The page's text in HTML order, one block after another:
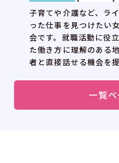
子育てや介護など、ラ
った仕事を見つけたい
会です。就職活動に役
た働き方に理解のある
者と直接話せる機会を
一覧